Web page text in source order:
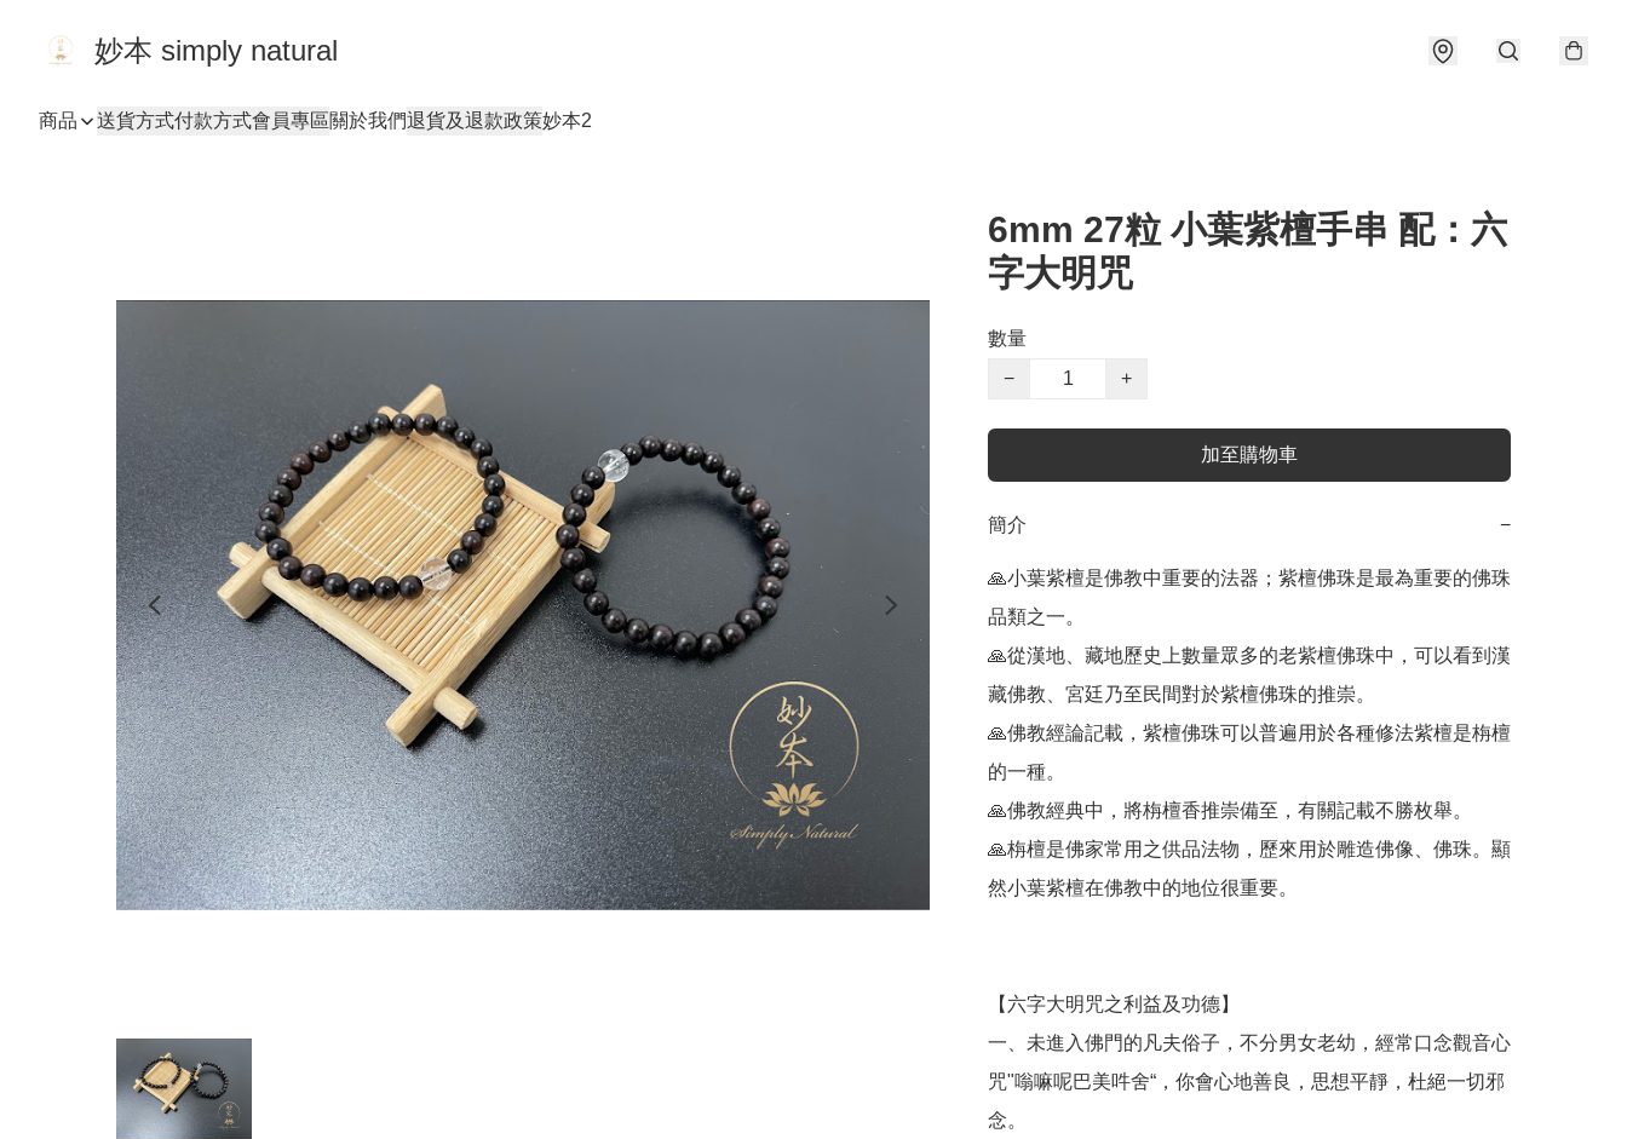
妙本 simply natural
商品 送貨方式付款方式會員專區關於我們退貨及退款政策妙本2
6mm 27粒 小葉紫檀手串 配：六
字大明咒
數量
−
+
加至購物車
簡介 −
🙏小葉紫檀是佛教中重要的法器；紫檀佛珠是最為重要的佛珠
品類之一。
🙏從漢地、藏地歷史上數量眾多的老紫檀佛珠中，可以看到漢
藏佛教、宮廷乃至民間對於紫檀佛珠的推崇。
🙏佛教經論記載，紫檀佛珠可以普遍用於各種修法紫檀是栴檀
的一種。
🙏佛教經典中，將栴檀香推崇備至，有關記載不勝枚舉。
🙏栴檀是佛家常用之供品法物，歷來用於雕造佛像、佛珠。顯
然小葉紫檀在佛教中的地位很重要。
【六字大明咒之利益及功德】
一、未進入佛門的凡夫俗子，不分男女老幼，經常口念觀音心
咒"嗡嘛呢巴美吽舍“，你會心地善良，思想平靜，杜絕一切邪
念。